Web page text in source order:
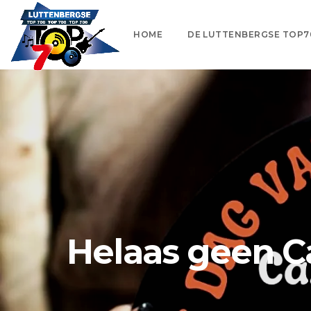
HOME DE LUTTENBERGSE
Helaas geen